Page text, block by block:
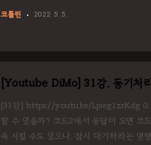
주석내용 여러줄 주석 : /* 주석내용 */ //
코틀린 2022. 5. 5.
[Youtube DiMo] 31강. 동기처
[31강] https://youtu.be/Lpieg1zrKdg 0.
할 수 있을까? 코드2에서 응답이 오면 코
속 시킬 수도 있으나, 잠시 대기하라는 명